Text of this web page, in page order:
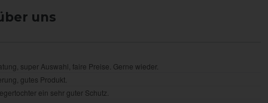
uns